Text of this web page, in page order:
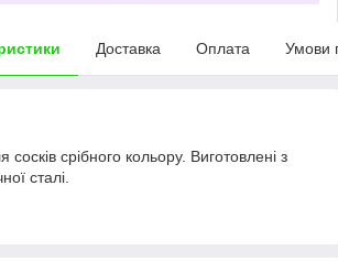
Доставка Оплата Умови
сосків срібного кольору. Виготовлені з
сталі.